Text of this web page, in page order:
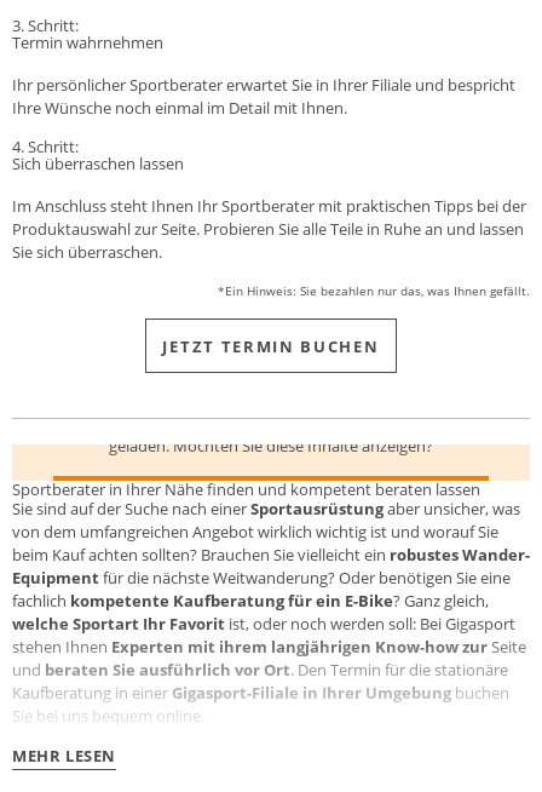
3. Schritt:
Termin wahrnehmen
Ihr persönlicher Sportberater erwartet Sie in Ihrer Filiale und bespricht
Ihre Wünsche noch einmal im Detail mit Ihnen.
4. Schritt:
Sich überraschen lassen
Im Anschluss steht Ihnen Ihr Sportberater mit praktischen Tipps bei der
Produktauswahl zur Seite. Probieren Sie alle Teile in Ruhe an und lassen
Sie sich überraschen.
*Ein Hinweis: Sie bezahlen nur das, was Ihnen gefällt.
JETZT TERMIN BUCHEN
Hier werden Inhalte vonwww.youtube.com
geladen. Möchten Sie diese Inhalte anzeigen?
INHALTE VON WWW.YOUTUBE.COM ANZEIGEN
Sportberater in Ihrer Nähe finden und kompetent beraten lassen
Sie sind auf der Suche nach einerSportausrüstungaber unsicher, was
von dem umfangreichen Angebot wirklich wichtig ist und worauf Sie
beim Kauf achten sollten? Brauchen Sie vielleicht ein robustes Wander-
Equipmentfür die nächste Weitwanderung? Oder benötigen Sie eine
fachlich kompetente Kaufberatung für ein E-Bike? Ganz gleich,
welche Sportart Ihr Favorit ist, oder noch werden soll: Bei Gigasport
stehen Ihnen Experten mit ihrem langjährigen Know-how zurSeite
und beraten Sie ausführlich vor Ort. Den Termin für die stationäre
Kaufberatung in einer Gigasport-Filiale in Ihrer Umgebung buchen
Sie bei uns bequem online.
MEHR LESEN